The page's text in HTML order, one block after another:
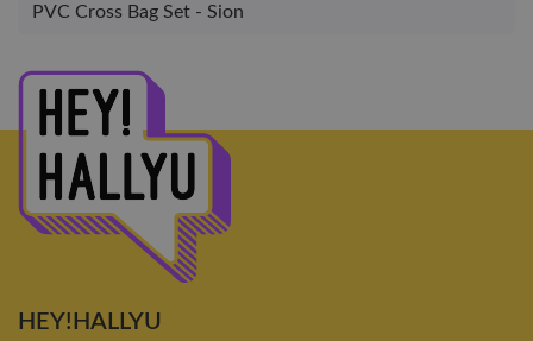
PVC Cross Bag Set - Sion
HEY!HALLYU